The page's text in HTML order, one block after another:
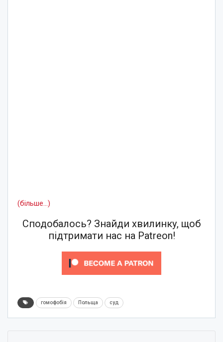
(більше…)
Сподобалось? Знайди хвилинку, щоб
підтримати нас на Patreon!
гомофобія Польща суд